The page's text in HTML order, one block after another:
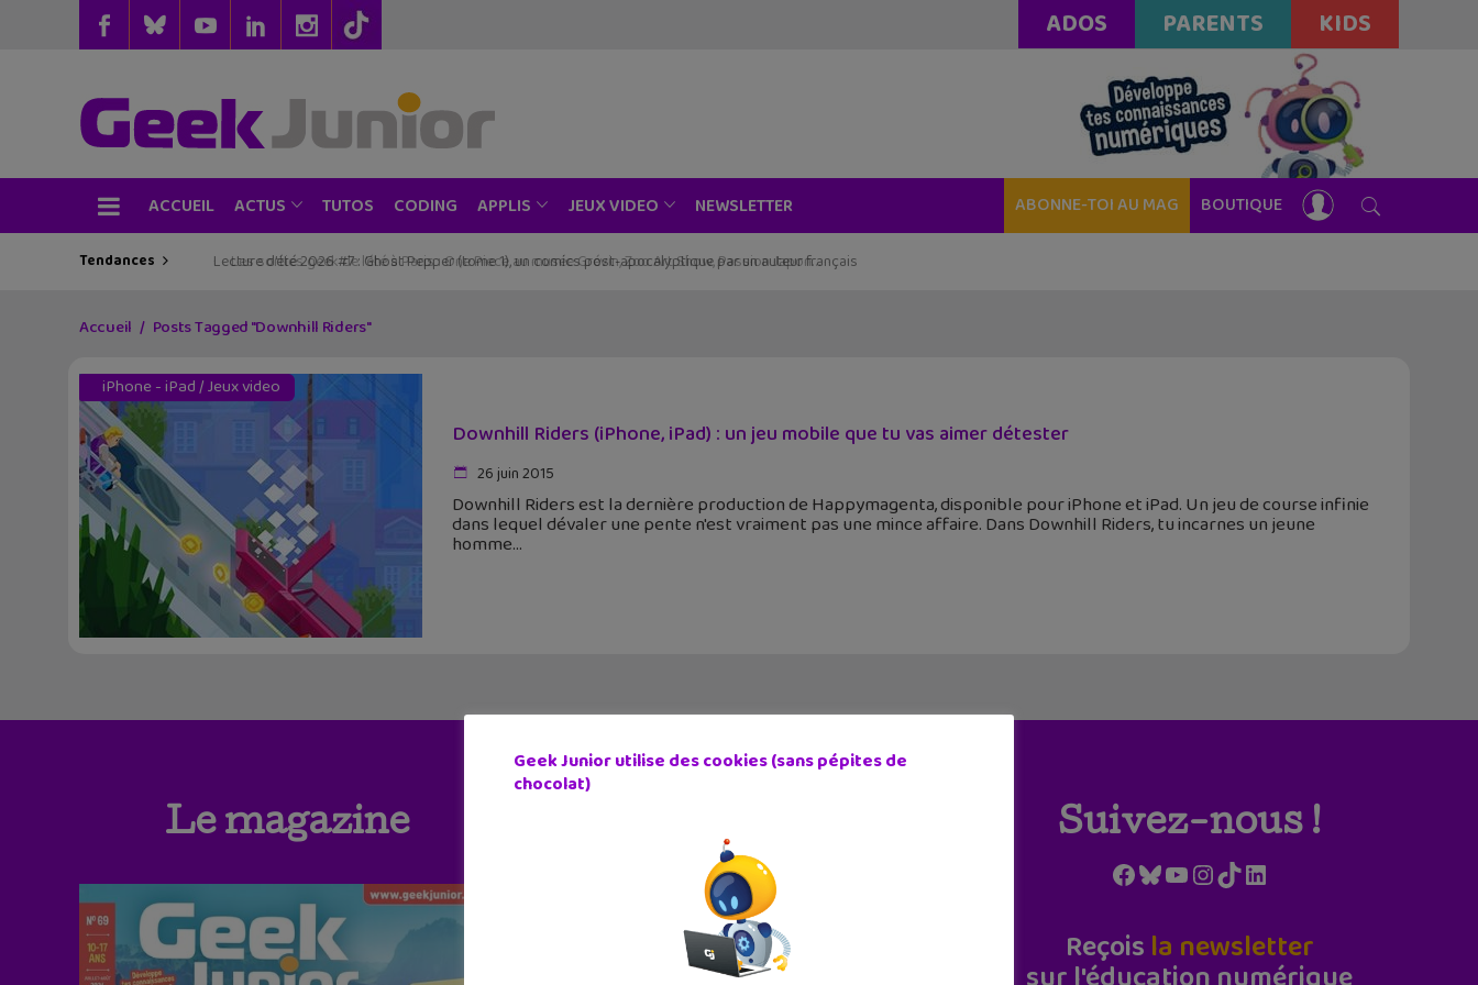
ADOS PARENTS KIDS
ACCUEIL ACTUS TUTOS CODING APPLIS JEUX VIDEO NEWSLETTER ABONNE-TOI AU MAG BOUTIQUE
Tendances Les sorties geek de l’été à Paris : One Piece au musée Grévin, Zoo Art Show, Passion Japon…
Accueil Posts Tagged "Downhill Riders"
iPhone - iPad/Jeux video
Downhill Riders (iPhone, iPad) : un jeu mobile que tu vas aimer détester
26 juin 2015
Downhill Riders est la dernière production de Happymagenta, disponible pour iPhone et iPad. Un jeu de course infinie
dans lequel dévaler une pente n'est vraiment pas une mince affaire. Dans Downhill Riders, tu incarnes un jeune
homme
Le magazine Suivez-nous !
Facebook
Bluesky
YouTube
Instagram
TikTokLinkedIn
Reçois la newsletter
Geek Junior utilise des cookies (sans pépites de
chocolat)